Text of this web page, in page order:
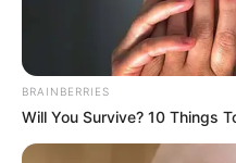
"Es una persona que
presuntamente vinculada
personera de
investigada por homicidio.
de los operativos de
organizando en conjunto
BRAINBERRIES
Will You Survive? 10 Things